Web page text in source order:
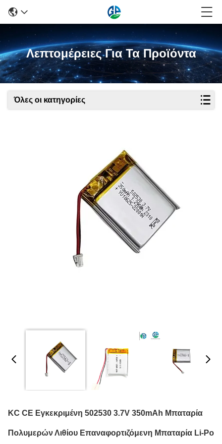
Λεπτομέρειες Για Τα Προϊόντα
Όλες οι κατηγορίες
KC CE Εγκεκριμένη 502530 3.7V 350mAh Μπαταρία
Πολυμερών Λιθίου Επαναφορτιζόμενη Μπαταρία Li-Po